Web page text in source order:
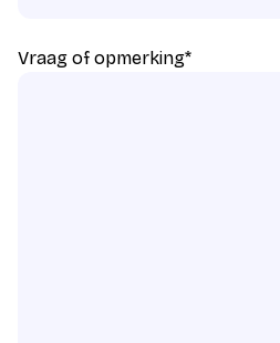
Vraag of opmerking*